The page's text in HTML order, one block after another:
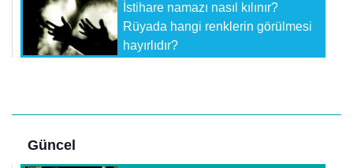
İstihare namazı nasıl kılınır?
Rüyada hangi renklerin görülmesi
hayırlıdır?
Güncel